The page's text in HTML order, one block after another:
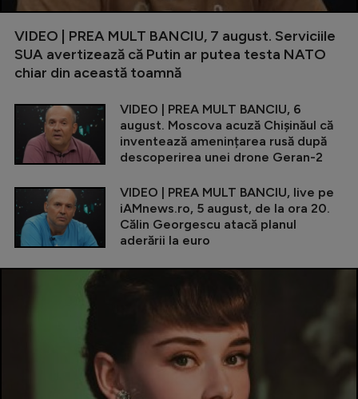
VIDEO | PREA MULT BANCIU, 7 august. Serviciile
SUA avertizează că Putin ar putea testa NATO
chiar din această toamnă
VIDEO | PREA MULT BANCIU, 6
august. Moscova acuză Chișinăul că
inventează amenințarea rusă după
descoperirea unei drone Geran-2
VIDEO | PREA MULT BANCIU, live pe
iAMnews.ro, 5 august, de la ora 20.
Călin Georgescu atacă planul
aderării la euro